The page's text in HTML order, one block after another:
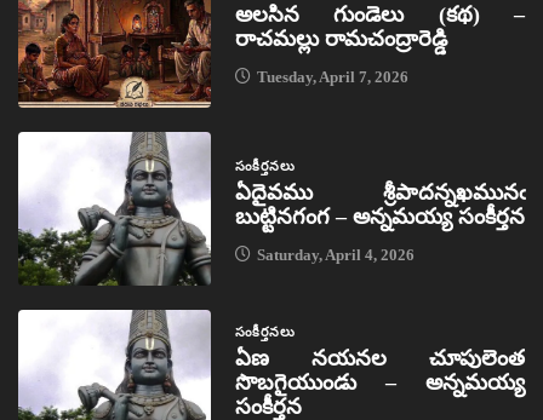
అలసిన గుండెలు (కథ) –
రాచమల్లు రామచంద్రారెడ్డి
Tuesday, April 7, 2026
సంకీర్తనలు
ఏదైవము శ్రీపాదన్నఖమునఁ
బుట్టినగంగ – అన్నమయ్య సంకీర్తన
Saturday, April 4, 2026
సంకీర్తనలు
ఏణ నయనల చూపులెంత
సొబగైయుండు – అన్నమయ్య
సంకీర్తన